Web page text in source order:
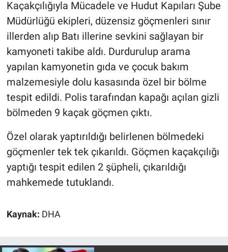
Kaçakçılığıyla Mücadele ve Hudut Kapıları Şube
Müdürlüğü ekipleri, düzensiz göçmenleri sınır
illerden alıp Batı illerine sevkini sağlayan bir
kamyoneti takibe aldı. Durdurulup arama
yapılan kamyonetin gıda ve çocuk bakım
malzemesiyle dolu kasasında özel bir bölme
tespit edildi. Polis tarafından kapağı açılan gizli
bölmeden 9 kaçak göçmen çıktı.
Özel olarak yaptırıldığı belirlenen bölmedeki
göçmenler tek tek çıkarıldı. Göçmen kaçakçılığı
yaptığı tespit edilen 2 şüpheli, çıkarıldığı
mahkemede tutuklandı.
Kaynak: DHA
Gündem Özel
Günün görüntüsü
İlan
Koronavirüs
Kültür Sanat